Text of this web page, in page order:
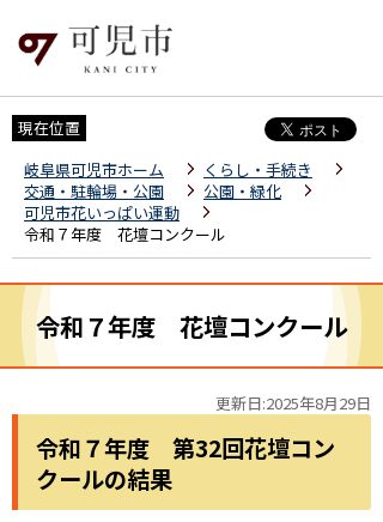
現在位置
岐阜県可児市ホーム
くらし・手続き
交通・駐輪場・公園
公園・緑化
可児市花いっぱい運動
令和７年度 花壇コンクール
令和７年度 花壇コンクール
更新日:2025年8月29日
令和７年度 第32回花壇コン
クールの結果